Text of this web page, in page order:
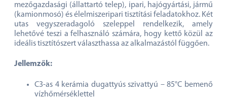
mezőgazdasági (állattartó telep), ipari, hajógyártási, jármű
(kamionmosó) és élelmiszeripari tisztítási feladatokhoz. Két
utas vegyszeradagoló szeleppel rendelkezik, amely
lehetővé teszi a felhasználó számára, hogy kettő közül az
ideális tisztítószert választhassa az alkalmazástól függően.
Jellemzők:
C3-as 4 kerámia dugattyús szivattyú – 85°C bemenő
vízhőmérséklettel